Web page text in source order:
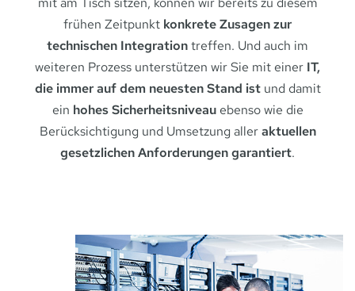
frühen Zeitpunkt konkrete Zusagen zur
technischen Integrationtreffen. Und auch im
weiteren Prozess unterstützen wir Sie mit einer IT,
die immer auf dem neuesten Stand ist und damit
ein hohes Sicherheitsniveauebenso wie die
Berücksichtigung und Umsetzung alleraktuellen
gesetzlichen Anforderungengarantiert.